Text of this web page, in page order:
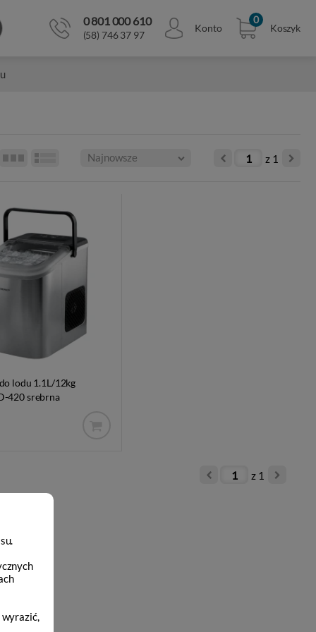
0 801 000 610
(58) 746 37 97
Konto
0
Koszyk
z 1
lodu 1.1L/12kg
420 srebrna
z 1